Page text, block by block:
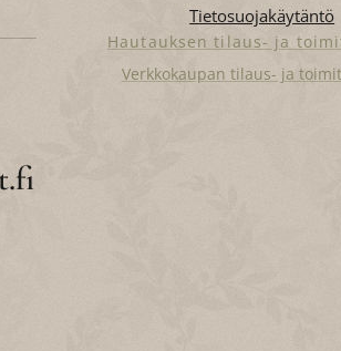
Tietosuojakäytäntö
Hautauksen tilaus- ja
Verkkokaupan tilaus- ja